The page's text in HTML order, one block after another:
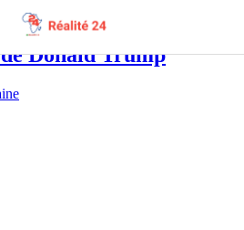
: aperçu des 28
Donald Trump